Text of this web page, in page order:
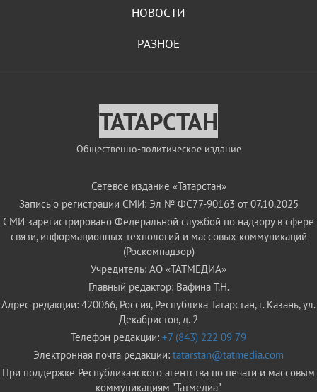
НОВОСТИ
РАЗНОЕ
ТАТАРСТАН
Общественно-политическое издание
Сетевое издание «Татарстан»
Запись о регистрации СМИ: Эл № ФС77-90163 от 07.10.2025
СМИ зарегистрировано Федеральной службой по надзору в сфере
связи, информационных технологий и массовых коммуникаций
(Роскомнадзор)
Учредитель: АО «ТАТМЕДИА»
Главный редактор: Вафина Т.Н.
Адрес редакции: 420066, Россия, Республика Татарстан, г. Казань, ул.
Декабристов, д. 2
Телефон редакции: +7 (843) 222 09 79
Электронная почта редакции: tatarstan@tatmedia.com
При поддержке Республиканского агентства по печати и массовым
коммуникациям "Татмедиа"